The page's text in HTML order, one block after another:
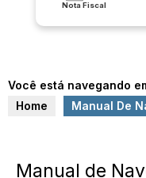
Nota Fiscal
Você está navegando
Home
Manual De
Manual de